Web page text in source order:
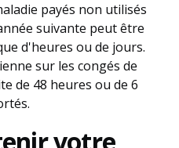
payés non utilisés
suivante peut être
d'heures ou de jours.
sur les congés de
de 48 heures ou de 6